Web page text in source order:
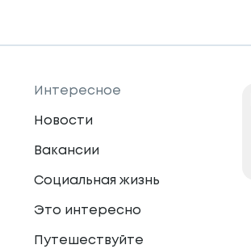
Интересное
Новости
Вакансии
Социальная жизнь
Это интересно
Путешествуйте